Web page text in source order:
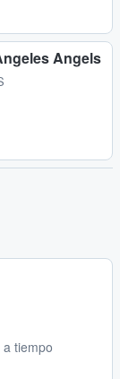
Angels
tiempo